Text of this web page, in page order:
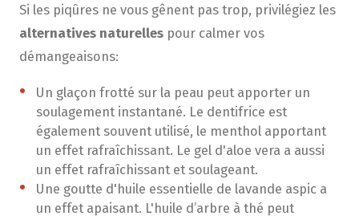
Si les piqûres ne vous gênent pas trop, privilégiez les
alternatives naturellespour calmer vos
démangeaisons:
Un glaçon frotté sur la peau peut apporter un
soulagement instantané. Le dentifrice est
également souvent utilisé, le menthol apportant
un effet rafraîchissant. Le gel d'aloe vera a aussi
un effet rafraîchissant et soulageant.
Une goutte d'huile essentielle de lavande aspic a
un effet apaisant. L'huile d’arbre à thé peut